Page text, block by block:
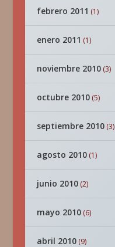
febrero 2011 (1)
enero 2011 (1)
noviembre 2010(3)
octubre 2010(5)
septiembre 2010(3)
agosto 2010(1)
junio 2010(2)
mayo 2010(6)
abril 2010(9)